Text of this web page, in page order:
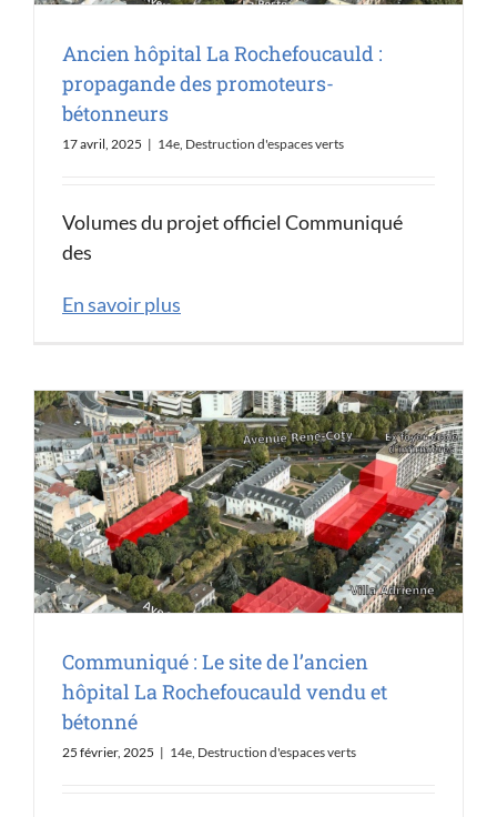
Ancien hôpital La Rochefoucauld :
propagande des promoteurs-
bétonneurs
17 avril, 2025 | 14e, Destruction d'espaces verts
Volumes du projet officiel Communiqué
des
En savoir plus
Communiqué : Le site de l’ancien
hôpital La Rochefoucauld vendu et
bétonné
25 février, 2025 | 14e, Destruction d'espaces verts